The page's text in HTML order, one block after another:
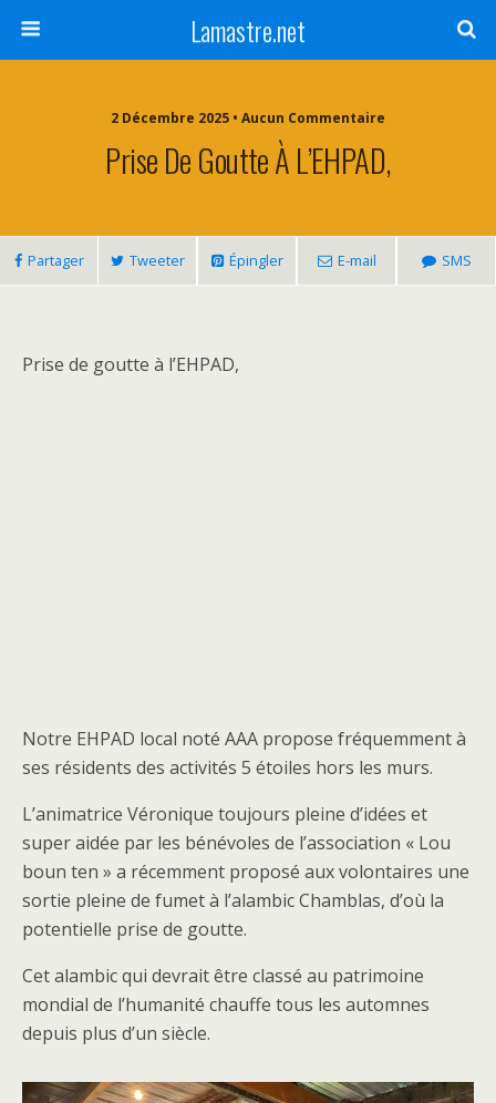
Lamastre.net
2 Décembre 2025 • Aucun Commentaire
Prise De Goutte À L’EHPAD,
Partager Tweeter Épingler E-mail SMS
Prise de goutte à l’EHPAD,
Notre EHPAD local noté AAA propose fréquemment à
ses résidents des activités 5 étoiles hors les murs.
L’animatrice Véronique toujours pleine d’idées et
super aidée par les bénévoles de l’association « Lou
boun ten » a récemment proposé aux volontaires une
sortie pleine de fumet à l’alambic Chamblas, d’où la
potentielle prise de goutte.
Cet alambic qui devrait être classé au patrimoine
mondial de l’humanité chauffe tous les automnes
depuis plus d’un siècle.